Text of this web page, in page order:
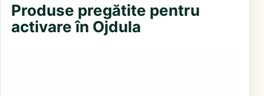
Produse pregătite pentru
activare în Ojdula